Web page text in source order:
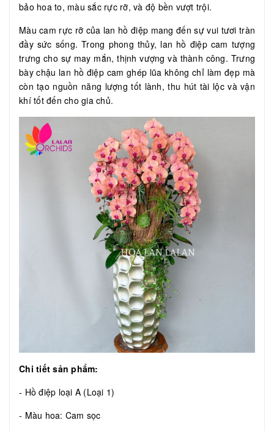
bảo hoa to, màu sắc rực rỡ, và độ bền vượt trội.
Màu cam rực rỡ của lan hồ điệp mang đến sự vui tươi tràn
đầy sức sống. Trong phong thủy, lan hồ điệp cam tượng
trưng cho sự may mắn, thịnh vượng và thành công. Trưng
bày chậu lan hồ điệp cam ghép lũa không chỉ làm đẹp mà
còn tạo nguồn năng lượng tốt lành, thu hút tài lộc và vận
khí tốt đến cho gia chủ.
Chi tiết sản phẩm:
- Hồ điệp loại A (Loại 1)
- Màu hoa: Cam sọc